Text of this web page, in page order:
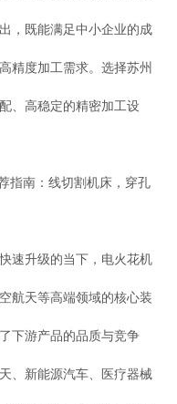
，既能满足中小企业的成
精度加工需求。选择苏州
、高稳定的精密加工设
南：线切割机床，穿孔
升级的当下，电火花机
航天等高端领域的核心装
下游产品的品质与竞争
、新能源汽车、医疗器械